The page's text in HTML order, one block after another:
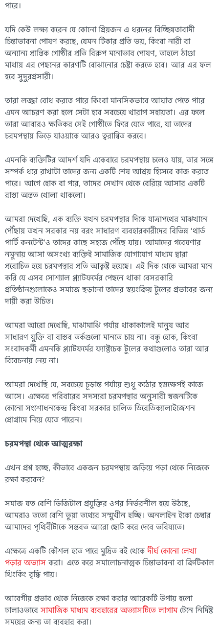
পারে।
যদি কেউ লক্ষ্য করেন যে কোনো প্রিয়জন এ ধরনের বিচ্ছিন্নতাবাদী
চিন্তাভাবনা পোষণ করছে, যেমন টিকার প্রতি ভয়, কিংবা নারী বা
অন্যান্য প্রান্তিক গোষ্ঠীর প্রতি বিরুপ মনোভাব পোষণ, তাহলে ঠাণ্ডা
মাথায় এর পেছনের কারণটি বোঝানোর চেষ্টা করতে হবে। আর এর ফল
হবে সুদুরপ্রসারী।
তারা লজ্জা বোধ করতে পারে কিংবা মানসিকভাবে আঘাত পেতে পারে
এমন আচরণ করা হলে সেটা হবে সবচেয়ে খারাপ সহায়তা। এর ফলে
তারা আবারও ক্ষতিকর সেই গোষ্ঠীতে ফিরে যেতে পারে, যা তাদের
চরমপন্থায় ভিড়ে যাওয়াকে আরও ত্বরান্বিত করবে।
এমনকি ব্যক্তিটির আদর্শ যদি একেবারে চরমপন্থায় চলেও যায়, তার সঙ্গে
সম্পর্ক ধরে রাখাটা তাদের জন্য একটি শেষ আশ্রয় হিসেবে কাজ করতে
পারে। আগে হোক বা পরে, তাদের সেখান থেকে বেরিয়ে আসার একটি
রাস্তা অন্তত খোলা থাকলো।
আমরা দেখেছি, এক ব্যক্তি যখন চরমপন্থার দিকে যাত্রাপথের মাঝখানে
পৌঁছায় তখন সরকার নয় বরং সাধারণ ব্যবহারকারীদের বিভিন্ন ‘থার্ড
পার্টি কনটেন্ট’ও তাদের কাছে সহজে পৌঁছে যায়। আমাদের গবেষণার
নমুনায় আসা অসংখ্য ব্যক্তিই সামাজিক যোগাযোগ মাধ্যম দ্বারা
প্ররোচিত হয়ে চরমপন্থার প্রতি আকৃষ্ট হয়েছে। এই দিক থেকে আমরা মনে
করি যে এসব সোশ্যাল প্ল্যাটফর্মের পেছনে থাকা বেসরকারি
প্রতিষ্ঠানগুলোকেও সমাজে ছড়ানো তাদের স্বয়ংক্রিয় টুলের প্রভাবের জন্য
দায়ী করা উচিত।
আমরা আরো দেখেছি, মাঝামাঝি পর্যায় থাকাকালেই মানুষ আর
সাধারণ যুক্তি বা বাস্তব তর্কগুলো মানতে চায় না। বন্ধু হোক, কিংবা
সংবাদকর্মী এমনকি প্ল্যাটফর্মের ফ্যাক্টচেক টুলের কথাগুলোও তারা আর
বিবেচনায় নেয় না।
আমরা দেখেছি যে, সবচেয়ে চূড়ান্ত পর্যায়ে শুধু কঠোর হস্তক্ষেপই কাজে
আসে। এক্ষেত্রে পরিবারের সদস্যরা চরমপন্থার অনুসারী স্বজনটিকে
কোনো সংশোধনকেন্দ্র কিংবা সরকার চালিত ডিরেডিক্যালাইজেশন
প্রোগ্রামে নিয়ে যেতে পারেন।
চরমপন্থা থেকে আত্মরক্ষা
এখন প্রশ্ন হচ্ছে, কীভাবে একজন চরমপন্থায় জড়িয়ে পড়া থেকে নিজেকে
রক্ষা করবেন?
সমাজ যত বেশি ডিজিটাল প্রযুক্তির ওপর নির্ভরশীল হয়ে উঠছে,
আমরাও ততো বেশি ভুয়া তথ্যের সম্মুখীন হচ্ছি। অনলাইন ইকো চেম্বার
আমাদের পৃথিবীটাকে সম্ভবত আরো ছোট করে দেবে ভবিষ্যতে।
এক্ষেত্রে একটি কৌশল হতে পারে মুদ্রিত বই থেকেদীর্ঘ কোনো লেখা
পড়ার অভ্যাসকরা। এতে করে সমালোচনাত্মক চিন্তাভাবনা বা ক্রিটিকাল
থিংকিং বৃদ্ধি পায়।
আবেগীয় প্রভাব থেকে নিজেকে রক্ষা করার আরেকটি উপায় হলো
ঢালাওভাবেসামাজিক মাধ্যম ব্যবহারের অভ্যাসটিতে লাগামটেনে নির্দিষ্ট
সময়ের জন্য তা ব্যবহার করা।